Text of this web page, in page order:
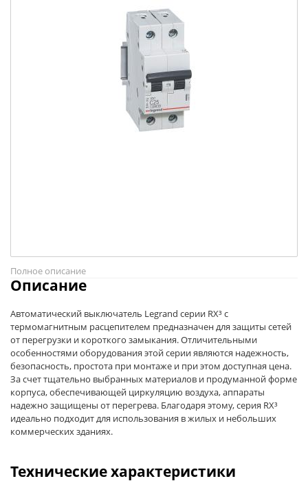
Полное описание
Описание
Автоматический выключатель Legrand серии RX³ с
термомагнитным расцепителем предназначен для защиты сетей
от перегрузки и короткого замыкания. Отличительными
особенностями оборудования этой серии являются надежность,
безопасность, простота при монтаже и при этом доступная цена.
За счет тщательно выбранных материалов и продуманной форме
корпуса, обеспечивающей циркуляцию воздуха, аппараты
надежно защищены от перегрева. Благодаря этому, серия RX³
идеально подходит для использования в жилых и небольших
коммерческих зданиях.
Технические характеристики